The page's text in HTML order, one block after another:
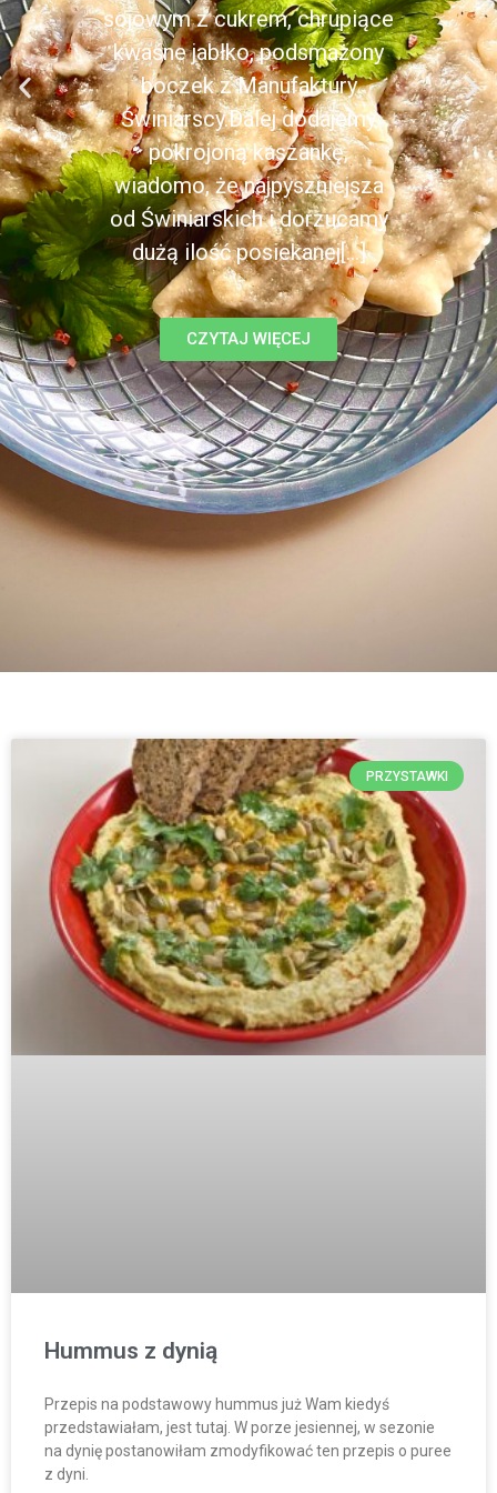
sojowym z cukrem, chrupiące
kwaśne jabłko, podsmażony
boczek z Manufaktury
Świniarscy.Dalej dodajemy
pokrojoną kaszankę,
wiadomo, że najpyszniejsza
od Świniarskich i dorzucamy
dużą ilość posiekanej[...]
CZYTAJ WIĘCEJ
PRZYSTAWKI
Hummus z dynią
Przepis na podstawowy hummus już Wam kiedyś
przedstawiałam, jest tutaj. W porze jesiennej, w sezonie
na dynię postanowiłam zmodyfikować ten przepis o puree
z dyni.